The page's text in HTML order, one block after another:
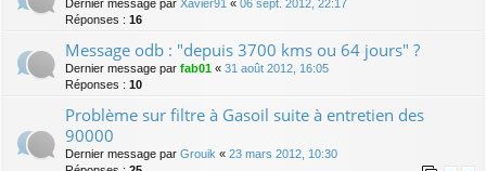
Dernier message par Xavier91 « 06 sept. 2012, 22:17
Réponses : 16
Message odb : "depuis 3700 kms ou 64 jours" ?
Dernier message par fab01 « 31 août 2012, 16:05
Réponses : 10
Problème sur filtre à Gasoil suite à entretien des
90000
Dernier message par Grouik « 23 mars 2012, 10:30